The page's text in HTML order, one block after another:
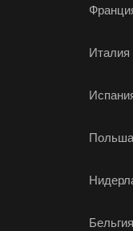
Италия
Польша
Бельгия